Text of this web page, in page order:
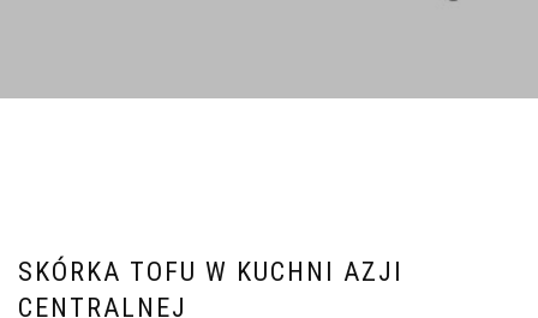
SKÓRKA TOFU W KUCHNI AZJI
CENTRALNEJ